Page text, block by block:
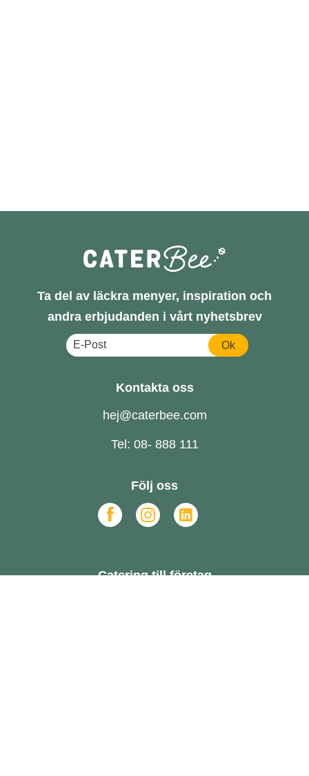
Ta del av läckra menyer, inspiration och
andra erbjudanden i vårt nyhetsbrev
Ok
Kontakta oss
hej@caterbee.com
Tel: 08- 888 111
Följ oss
Catering till företag